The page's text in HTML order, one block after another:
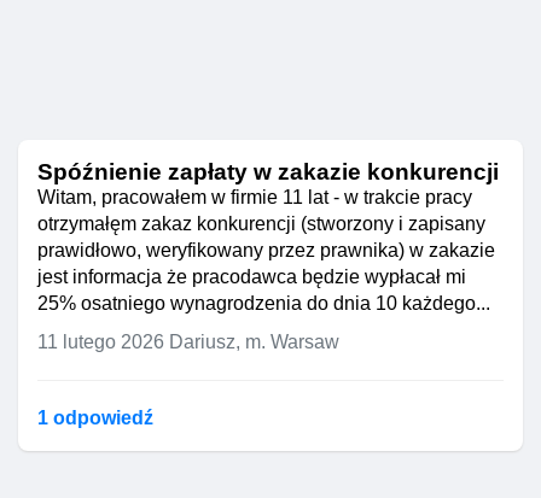
Spóźnienie zapłaty w zakazie konkurencji
Witam, pracowałem w firmie 11 lat - w trakcie pracy
otrzymałęm zakaz konkurencji (stworzony i zapisany
prawidłowo, weryfikowany przez prawnika) w zakazie
jest informacja że pracodawca będzie wypłacał mi
25% osatniego wynagrodzenia do dnia 10 każdego...
11 lutego 2026 Dariusz, m. Warsaw
1 odpowiedź